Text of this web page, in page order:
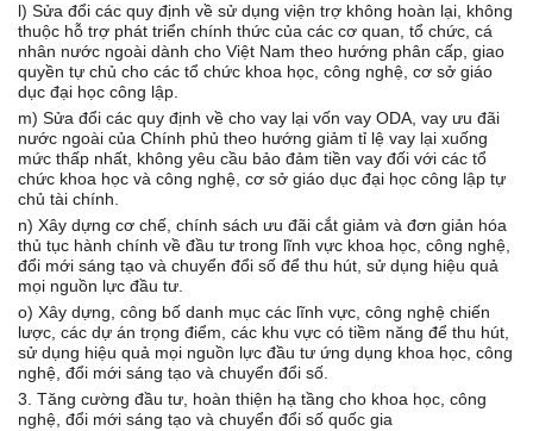
l) Sửa đổi các quy định về sử dụng viện trợ không hoàn lại, không
thuộc hỗ trợ phát triển chính thức của các cơ quan, tổ chức, cá
nhân nước ngoài dành cho Việt Nam theo hướng phân cấp, giao
quyền tự chủ cho các tổ chức khoa học, công nghệ, cơ sở giáo
dục đại học công lập.
m) Sửa đổi các quy định về cho vay lại vốn vay ODA, vay ưu đãi
nước ngoài của Chính phủ theo hướng giảm tỉ lệ vay lại xuống
mức thấp nhất, không yêu cầu bảo đảm tiền vay đối với các tổ
chức khoa học và công nghệ, cơ sở giáo dục đại học công lập tự
chủ tài chính.
n) Xây dựng cơ chế, chính sách ưu đãi cắt giảm và đơn giản hóa
thủ tục hành chính về đầu tư trong lĩnh vực khoa học, công nghệ,
đổi mới sáng tạo và chuyển đổi số để thu hút, sử dụng hiệu quả
mọi nguồn lực đầu tư.
o) Xây dựng, công bố danh mục các lĩnh vực, công nghệ chiến
lược, các dự án trọng điểm, các khu vực có tiềm năng để thu hút,
sử dụng hiệu quả mọi nguồn lực đầu tư ứng dụng khoa học, công
nghệ, đổi mới sáng tạo và chuyển đổi số.
3. Tăng cường đầu tư, hoàn thiện hạ tầng cho khoa học, công
nghệ, đổi mới sáng tạo và chuyển đổi số quốc gia